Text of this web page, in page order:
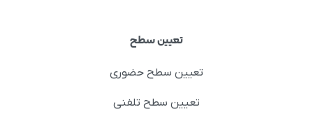
تعیین سطح
تعیین سطح حضوری
تعیین سطح تلفنی